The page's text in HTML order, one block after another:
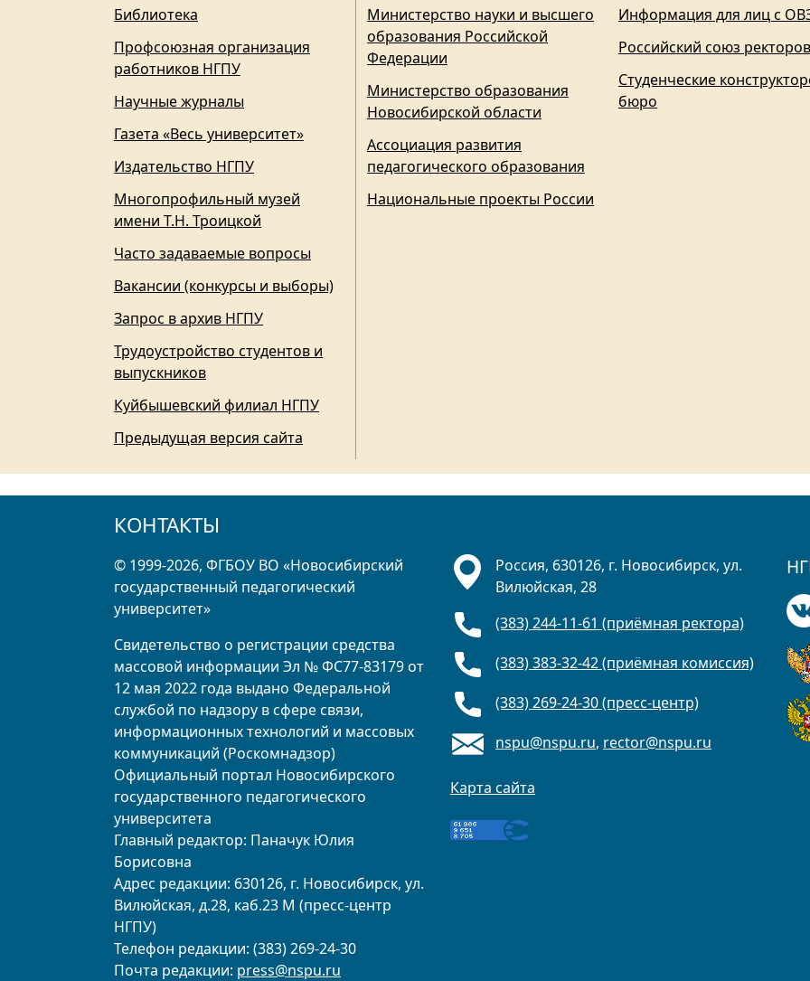
Библиотека
Профсоюзная организация
работников НГПУ
Научные журналы
Газета «Весь университет»
Издательство НГПУ
Многопрофильный музей
имени Т.Н. Троицкой
Часто задаваемые вопросы
Вакансии (конкурсы и выборы)
Запрос в архив НГПУ
Трудоустройство студентов и
выпускников
Куйбышевский филиал НГПУ
Предыдущая версия сайта
Министерство науки и высшего
образования Российской
Федерации
Министерство образования
Новосибирской области
Ассоциация развития
педагогического образования
Национальные проекты России
Информация для лиц с
Российский союз ректоров
Студенческие
бюро
КОНТАКТЫ
© 1999-2026, ФГБОУ ВО «Новосибирский
государственный педагогический
университет»
Свидетельство о регистрации средства
массовой информации Эл № ФС77-83179 от
12 мая 2022 года выдано Федеральной
службой по надзору в сфере связи,
информационных технологий и массовых
коммуникаций (Роскомнадзор)
Официальный портал Новосибирского
государственного педагогического
университета
Главный редактор: Паначук Юлия
Борисовна
Адрес редакции: 630126, г. Новосибирск, ул.
Вилюйская, д.28, каб.23 М (пресс-центр
НГПУ)
Телефон редакции: (383) 269-24-30
Почта редакции: press@nspu.ru
Россия, 630126, г. Новосибирск, ул.
Вилюйская, 28
(383) 244-11-61 (приёмная ректора)
(383) 383-32-42 (приёмная комиссия)
(383) 269-24-30 (пресс-центр)
nspu@nspu.ru, rector@nspu.ru
Карта сайта